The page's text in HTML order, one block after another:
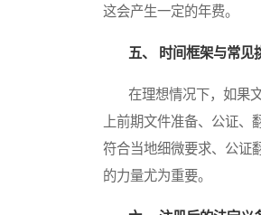
这会产生一定的年费。
五、 时间框架与常见
在理想情况下，如果文
上前期文件准备、公证
符合当地细微要求、公证
的力量尤为重要。